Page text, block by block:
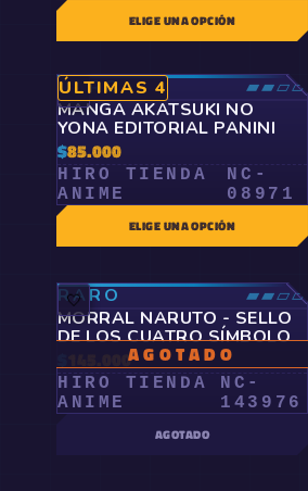
ELIGE UNA OPCIÓN
🤍
ÚLTIMAS 4
RARO
▰▰▱▱
MANGA AKATSUKI NO
YONA EDITORIAL PANINI
$85.000
HIRO TIENDA
ANIME
NC-
08971
ELIGE UNA OPCIÓN
🤍
AGOTADO
RARO
▰▰▱▱
MORRAL NARUTO - SELLO
DE LOS CUATRO SÍMBOLO
145.000
HIRO TIENDA
ANIME
NC-
143976
AGOTADO